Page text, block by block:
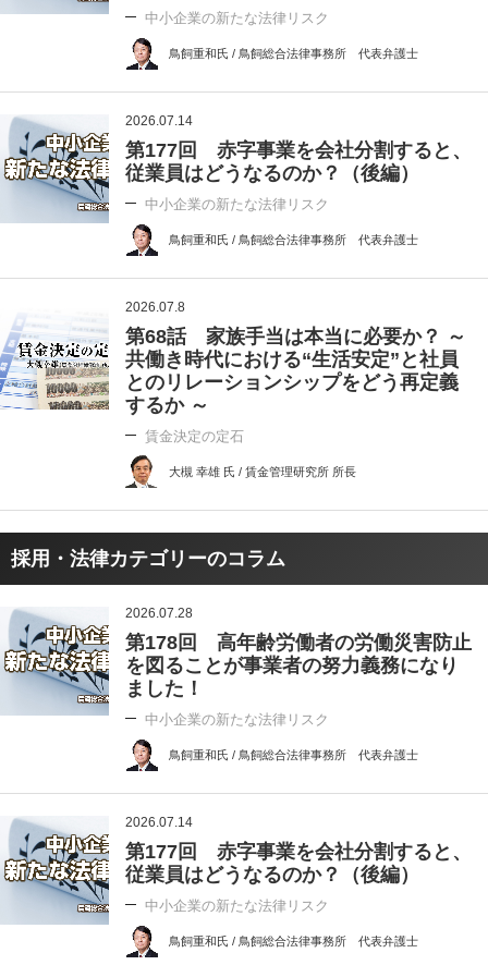
中小企業の新たな法律リスク
鳥飼重和氏 / 鳥飼総合法律事務所 代表弁護士
2026.07.14
第177回 赤字事業を会社分割すると、
従業員はどうなるのか？（後編）
中小企業の新たな法律リスク
鳥飼重和氏 / 鳥飼総合法律事務所 代表弁護士
2026.07.8
第68話 家族手当は本当に必要か？ ～
共働き時代における“生活安定”と社員
とのリレーションシップをどう再定義
するか ～
賃金決定の定石
大槻 幸雄 氏 / 賃金管理研究所 所長
採用・法律カテゴリーのコラム
2026.07.28
第178回 高年齢労働者の労働災害防止
を図ることが事業者の努力義務になり
ました！
中小企業の新たな法律リスク
鳥飼重和氏 / 鳥飼総合法律事務所 代表弁護士
2026.07.14
第177回 赤字事業を会社分割すると、
従業員はどうなるのか？（後編）
中小企業の新たな法律リスク
鳥飼重和氏 / 鳥飼総合法律事務所 代表弁護士